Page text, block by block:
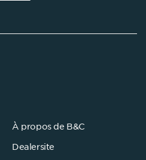
À propos de B&C
Dealersite